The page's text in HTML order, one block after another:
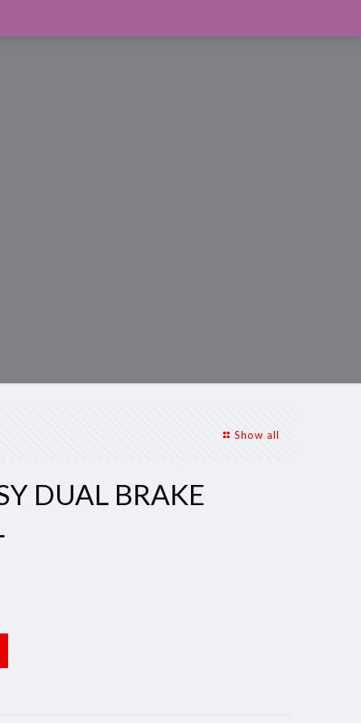
Show all
DUAL BRAKE